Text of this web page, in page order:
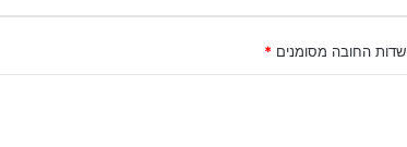
שדות החובה מסומנים *